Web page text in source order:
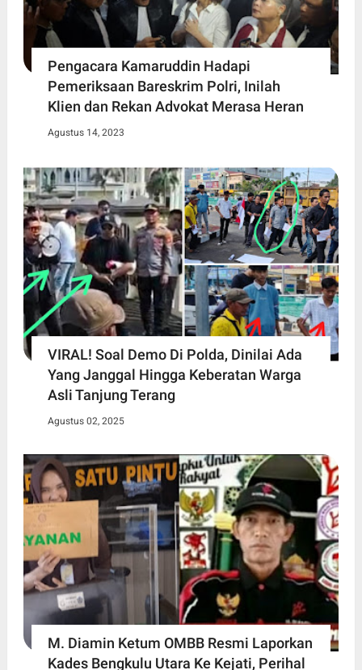
Pengacara Kamaruddin Hadapi
Pemeriksaan Bareskrim Polri, Inilah
Klien dan Rekan Advokat Merasa Heran
Agustus 14, 2023
VIRAL! Soal Demo Di Polda, Dinilai Ada
Yang Janggal Hingga Keberatan Warga
Asli Tanjung Terang
Agustus 02, 2025
M. Diamin Ketum OMBB Resmi Laporkan
Kades Bengkulu Utara Ke Kejati, Perihal